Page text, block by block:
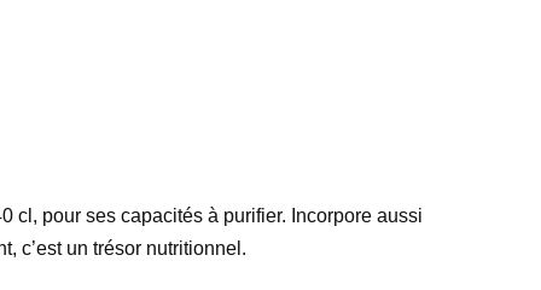
cl, pour ses capacités à purifier. Incorpore aussi
c’est un trésor nutritionnel.